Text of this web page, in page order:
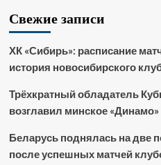
Свежие записи
ХК «Сибирь»: расписание
история новосибирского
Трёхкратный обладатель
возглавил минское «Динамо»
Беларусь поднялась на две
после успешных матчей